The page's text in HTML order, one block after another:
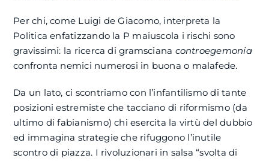
Per chi, come Luigi de Giacomo, interpreta la
Politica enfatizzando la P maiuscola i rischi sono
gravissimi: la ricerca di gramsciana controegemonia
confronta nemici numerosi in buona o malafede.
Da un lato, ci scontriamo con l’infantilismo di tante
posizioni estremiste che tacciano di riformismo (da
ultimo di fabianismo) chi esercita la virtù del dubbio
ed immagina strategie che rifuggono l’inutile
scontro di piazza. I rivoluzionari in salsa “svolta di